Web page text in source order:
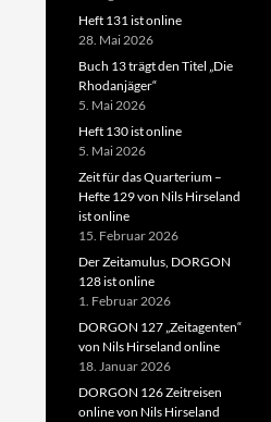
Heft 131 ist online
28. Mai 2026
Buch 13 trägt den Titel „Die
Rhodanjäger“
5. Mai 2026
Heft 130 ist online
5. Mai 2026
Zeit für das Quarterium –
Hefte 129 von Nils Hirseland
ist online
15. Februar 2026
Der Zeitamulus, DORGON
128 ist online
1. Februar 2026
DORGON 127 „Zeitagenten“
von Nils Hirseland online
18. Januar 2026
DORGON 126 Zeitreisen
online von Nils Hirseland